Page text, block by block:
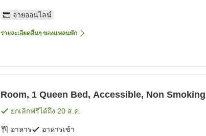
จ่ายออนไลน์
รายละเอียดอื่นๆ ของแพลนพัก
Room, 1 Queen Bed, Accessible, Non Smoking
ยกเลิกฟรีได้ถึง 20 ส.ค.
อาหาร อาหารเช้า